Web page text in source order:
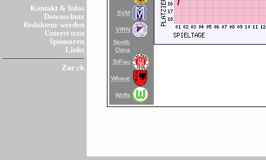
Kontakt & Infos
Datenschutz
Redakteur werden
Unterst tzen
Sponsoren
Links
Zur ck
SVM
VfRN
Nordh
Osna
StPau
Whave
Wolfs